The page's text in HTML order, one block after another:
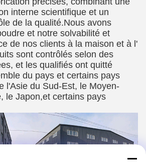
interne scientifique et un
de la qualité.Nous avons
et notre solvabilité et
de nos clients à la maison et à l'
sont contrôlés selon des
et les qualifiés ont quitté
du pays et certains pays
l'Asie du Sud-Est, le Moyen-
le Japon,et certains pays